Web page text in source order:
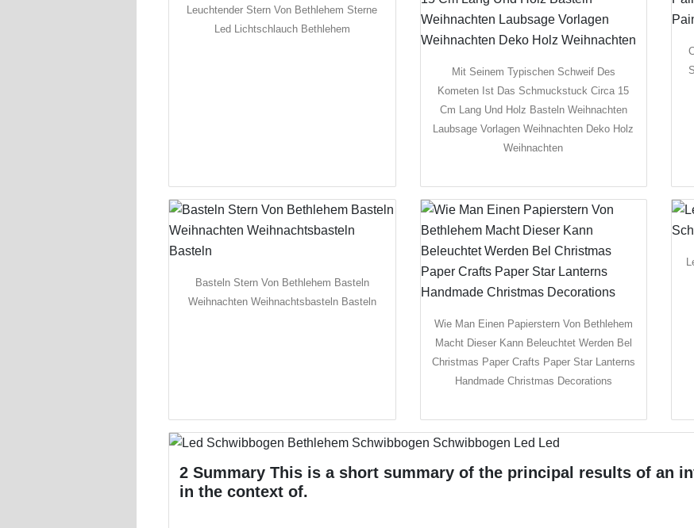
Leuchtender Stern Von Bethlehem Sterne
Led Lichtschlauch Bethlehem
Mit Seinem Typischen Schweif Des
Kometen Ist Das Schmuckstuck Circa 15
Cm Lang Und Holz Basteln Weihnachten
Laubsage Vorlagen Weihnachten Deko Holz
Weihnachten
Basteln Stern Von Bethlehem Basteln
Weihnachten Weihnachtsbasteln Basteln
Wie Man Einen Papierstern Von Bethlehem
Macht Dieser Kann Beleuchtet Werden Bel
Christmas Paper Crafts Paper Star Lanterns
Handmade Christmas Decorations
2 Summary This is a short summary of the principal results of an
in the context of.